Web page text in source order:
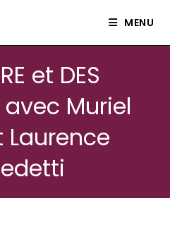
MENU
et DES
avec Muriel
Laurence